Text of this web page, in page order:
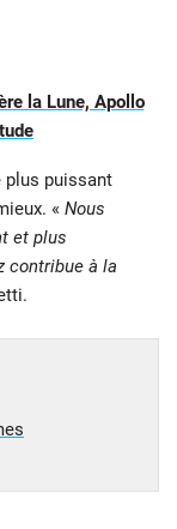
la Lune, Apollo
plus puissant
« Nous
et plus
contribue à la